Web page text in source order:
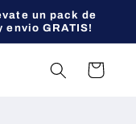
un pack de
GRATIS!
Carrito